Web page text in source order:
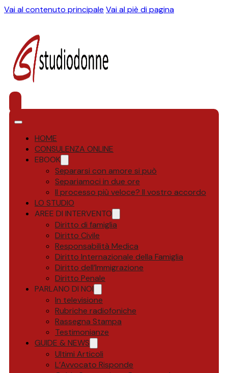
Vai al contenuto principale Vai al piè di pagina
HOME
CONSULENZA ONLINE
EBOOK
Separarsi con amore si può
Separiamoci in due ore
Il processo più veloce? Il vostro accordo
LO STUDIO
AREE DI INTERVENTO
Diritto di famiglia
Diritto Civile
Responsabilità Medica
Diritto Internazionale della Famiglia
Diritto dell’Immigrazione
Diritto Penale
PARLANO DI NOI
In televisione
Rubriche radiofoniche
Rassegna Stampa
Testimonianze
GUIDE & NEWS
Ultimi Articoli
L’Avvocato Risponde